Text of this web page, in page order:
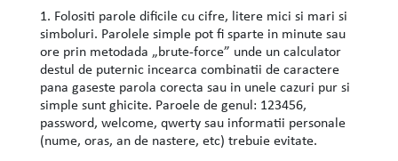
1. Folositi parole dificile cu cifre, litere mici si mari si
simboluri. Parolele simple pot fi sparte in minute sau
ore prin metodada „brute-force” unde un calculator
destul de puternic incearca combinatii de caractere
pana gaseste parola corecta sau in unele cazuri pur si
simple sunt ghicite. Paroele de genul: 123456,
password, welcome, qwerty sau informatii personale
(nume, oras, an de nastere, etc) trebuie evitate.